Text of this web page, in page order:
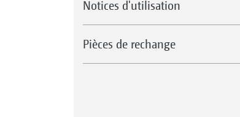
Notices d'utilisation
Pièces de rechange